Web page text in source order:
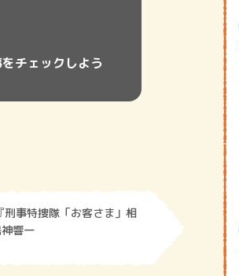
チェックしよう
事特捜隊「お客さま」相
響一